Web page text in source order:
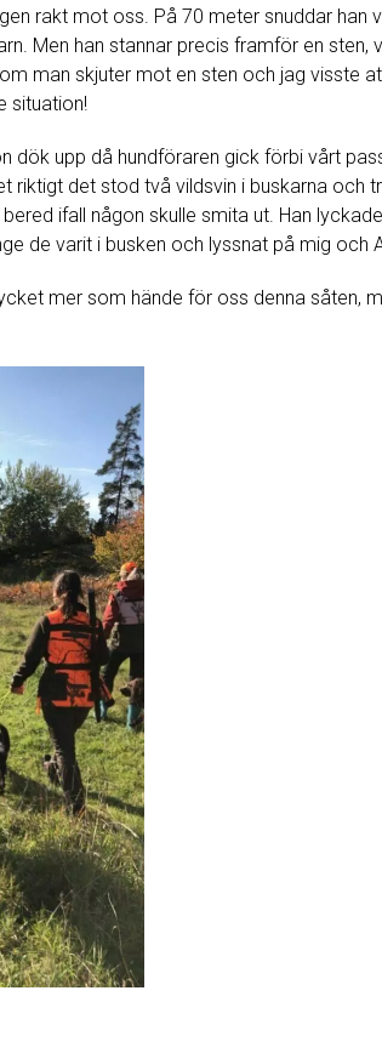
rakt mot oss. På 70 meter snuddar
Men han stannar precis framför en
man skjuter mot en sten och jag visste
situation!
dök upp då hundföraren gick förbi vårt
riktigt det stod två vildsvin i buskarna och
ifall någon skulle smita ut. Han
de varit i busken och lyssnat på mig och
mer som hände för oss denna såten,